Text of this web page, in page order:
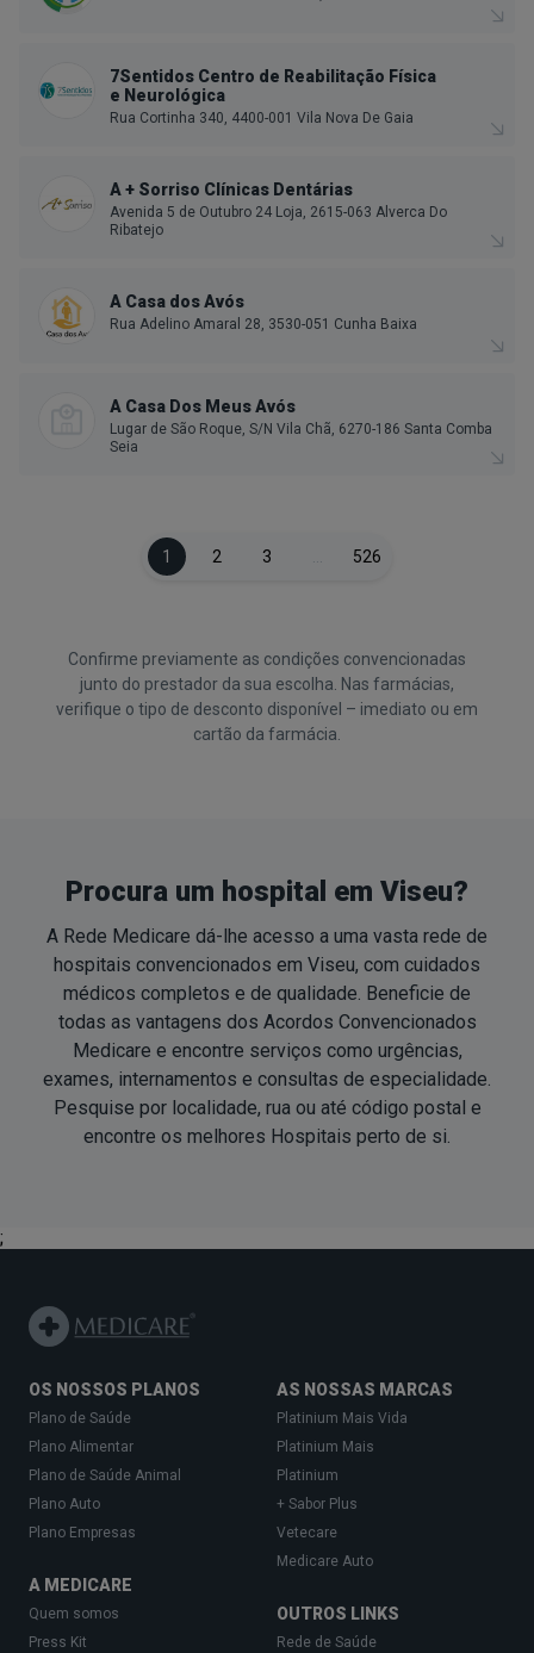
7Sentidos Centro de Reabilitação Física
e Neurológica
Rua Cortinha 340, 4400-001 Vila Nova De Gaia
A + Sorriso Clínicas Dentárias
Avenida 5 de Outubro 24 Loja, 2615-063 Alverca Do
Ribatejo
A Casa dos Avós
Rua Adelino Amaral 28, 3530-051 Cunha Baixa
A Casa Dos Meus Avós
Lugar de São Roque, S/N Vila Chã, 6270-186 Santa Comba
Seia
1 2 3 526
Confirme previamente as condições convencionadas
junto do prestador da sua escolha. Nas farmácias,
verifique o tipo de desconto disponível – imediato ou em
cartão da farmácia.
Procura um hospital em Viseu?
A Rede Medicare dá-lhe acesso a uma vasta rede de
hospitais convencionados em Viseu, com cuidados
médicos completos e de qualidade. Beneficie de
todas as vantagens dos Acordos Convencionados
Medicare e encontre serviços como urgências,
exames, internamentos e consultas de especialidade.
Pesquise por localidade, rua ou até código postal e
encontre os melhores Hospitais perto de si.
;
OS NOSSOS PLANOS
Plano de Saúde
Plano Alimentar
Plano de Saúde Animal
Plano Auto
Plano Empresas
A MEDICARE
Quem somos
Press Kit
AS NOSSAS MARCAS
Platinium Mais Vida
Platinium Mais
Platinium
+ Sabor Plus
Vetecare
Medicare Auto
OUTROS LINKS
Rede de Saúde